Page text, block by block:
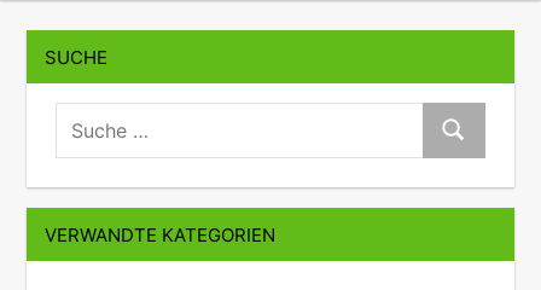
SUCHE
suche:
Suche
VERWANDTE KATEGORIEN